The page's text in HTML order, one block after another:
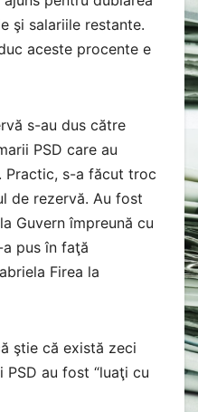
şi salariile restante.
aceste procente e
s-au dus către
PSD care au
Practic, s-a făcut troc
de rezervă. Au fost
Guvern împreună cu
pus în faţă
Firea la
ştie că există zeci
au fost “luaţi cu